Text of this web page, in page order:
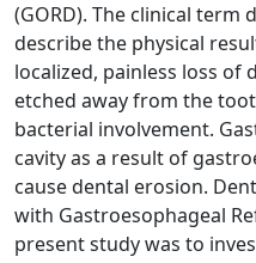
(GORD). The clinical term
describe the physical
localized, painless loss of
etched away from the
bacterial involvement.
cavity as a result of
cause dental erosion.
with Gastroesophageal
present study was to